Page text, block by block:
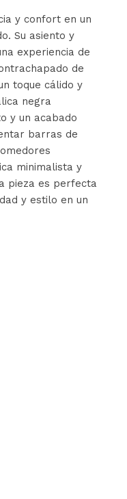
y confort en un
Su asiento y
experiencia de
de
toque cálido y
negra
y un acabado
barras de
minimalista y
pieza es perfecta
y estilo en un